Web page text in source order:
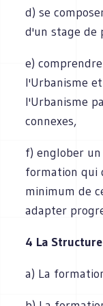
d) se
d'un stage de
e)
l'Urbanisme
l'Urbanisme
connexes,
f) englober
formation qui
minimum de
adapter
4 La
a) La